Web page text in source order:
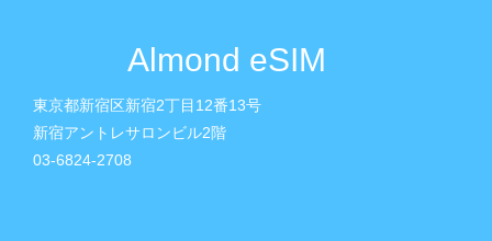
Almond eSIM
東京都新宿区新宿2丁目12番13号
新宿アントレサロンビル2階
03-6824-2708